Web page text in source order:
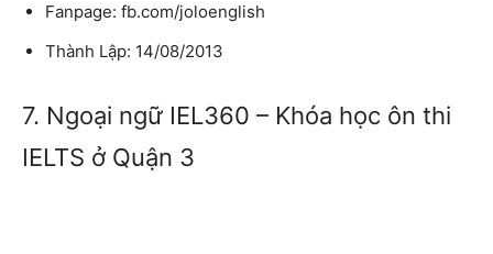
Fanpage: fb.com/joloenglish
Thành Lập: 14/08/2013
7. Ngoại ngữ IEL360 – Khóa học ôn thi
IELTS ở Quận 3